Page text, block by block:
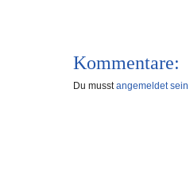
Kommentare:
Du musstangemeldet sein